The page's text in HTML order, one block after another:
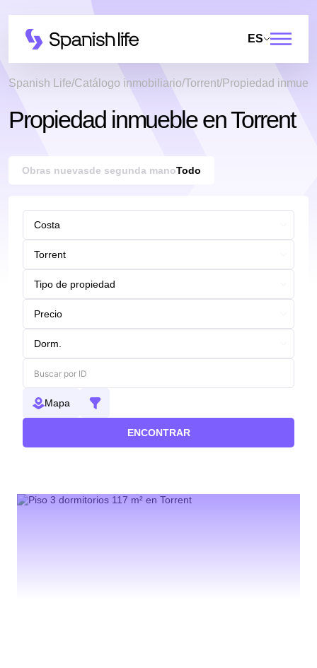
ES
Spanish Life Catálogo inmobiliario Torrent Propiedad
Propiedad inmueble en Torrent
Obras nuevasde segunda manoTodo
Mapa
ENCONTRAR